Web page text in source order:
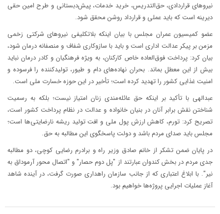
نیروهای قراردادی، حق‌التدریس، خرید خدمات، پیش‌دبستانی و طرح امین حقی
دیرینه است که باید عملی و قرارداد روشن محقق شود.
عضو کمیسیون عمران مجلس با بیان اینکه بلاتکلیفی نیروهای شرکتی زخمی
مزمن بر پیکر عدالت اداری است و باید با سازوکاری شفاف و منصفانه درمان شود،
بیان کرد: پرداخت فوق‌العاده خاص کارکنان، به ویژه فرهنگیان و کادر درمان نباید
بیش از این معطل بماند. بحران نهاده‌های دام و طیور، تولیدکننده را فرسوده و
امنیت غذایی کشور را تهدید کرده است؛ تأخیر در این حوزه خسارت ملی است.
عبدالهی با تأکید بر اینکه حق عائله‌مندی زنان امتیاز نیست؛ بلکه به رسمیت
شناختن نقش برابر آنان در بنیان خانواده و عدالت در نظام پرداخت کشور است،
تصریح کرد: تورم، کاهش ارزش پول ملی و افت تولید ریشه نارضایتی‌ها است؛
مجلس باید صدای مردم باشد و دولت پاسخگوی این مطالبه به حق.
در پایان ضمن تشکر از خانم صادق وزیر راه و برادرم رضایی کوچی، دو مطالبه
جدی مردم در بخش کندوان عبارتند از "پل دوم حصار" و "اتصال محور آرموداق به
نیر". با ابلاغ اعتباری که از جانب سازمان راهداری صورت گرفت، در آینده شاهد
آغاز عملیات اجرایی پروژه‌ها خواهیم بود.